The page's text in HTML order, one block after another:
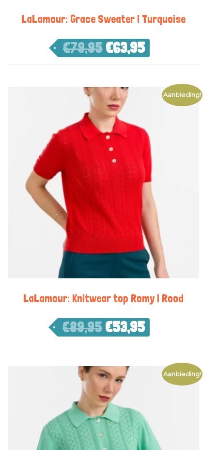
LaLamour: Grace Sweater | Turquoise
€79,95 €63,95
Aanbieding!
LaLamour: Knitwear top Romy | Rood
€89,95 €53,95
Aanbieding!